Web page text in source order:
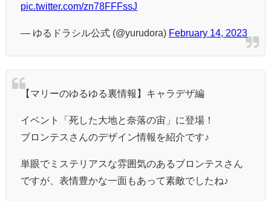
pic.twitter.com/zn78FFFssJ
— ゆるドラシル公式 (@yurudora) February 14, 2023
【マリーのゆるゆる裏情報】キャラデザ編
イベント「死した大地と奈落の宙」に登場！
ブロンテスさんのデザイン情報を紹介です♪
単眼でミステリアスな雰囲気のあるブロンテスさん
ですが、表情豊かな一面もあって素敵でしたね♪